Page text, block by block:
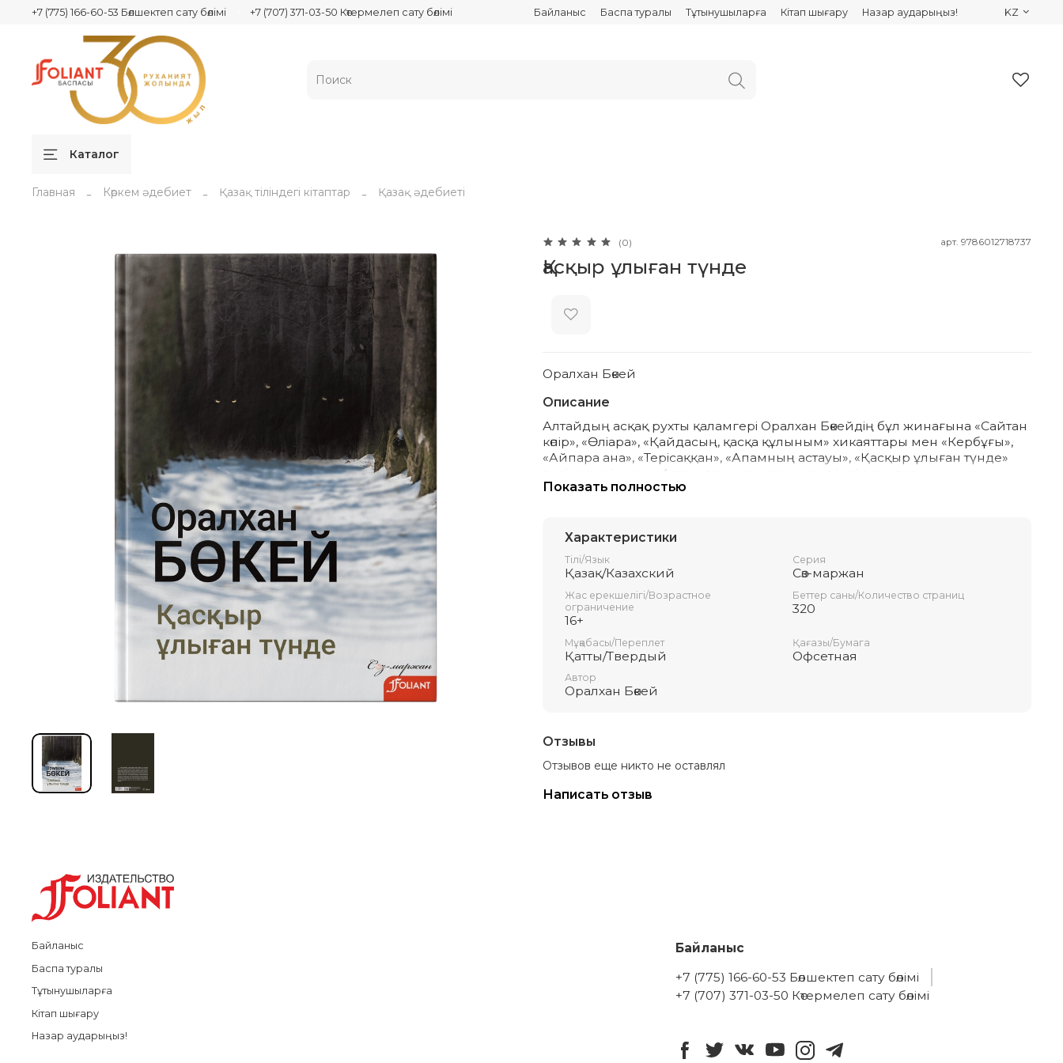
Байланыс Баспа туралы Тұтынушыларға Кітап шығару Назар аударыңыз!
+7 (775) 166-60-53 Бөлшектеп сату бөлімі +7 (707) 371-03-50 Көтермелеп сату бөлімі KZ
Каталог
Главная Көркем әдебиет Қазақ тіліндегі кітаптар Қазақ әдебиеті
(0) арт. 9786012718737
Қасқыр ұлыған түнде
Оралхан Бөкей
Описание
Алтайдың асқақ рухты қаламгері Оралхан Бөкейдің бұл жинағына «Сайтан
көпір», «Өліара», «Қайдасың, қасқа құлыным» хикаяттары мен «Кербұғы»,
«Айпара ана», «Терісаққан», «Апамның астауы», «Қасқыр ұлыған түнде»
әңгімелері енген. Автор өз туындыларында өмірдің сан тараулы жолын
шебер қиюластырады, адам жанының ішкі сарайына терең үңіледі.
Кітап көпшілік оқырман қауымға арналған.
Показать полностью
Характеристики
Тілі/Язык
Қазақ/Казахский
Серия
Сөз-маржан
Жас ерекшелігі/Возрастное
ограничение
16+
Беттер саны/Количество страниц
320
Мұқабасы/Переплет
Қатты/Твердый
Қағазы/Бумага
Офсетная
Автор
Оралхан Бөкей
Отзывы
Отзывов еще никто не оставлял
Написать отзыв
Байланыс
Баспа туралы
Тұтынушыларға
Кітап шығару
Назар аударыңыз!
Байланыс
+7 (775) 166-60-53 Бөлшектеп сату бөлімі
+7 (707) 371-03-50 Көтермелеп сату бөлімі